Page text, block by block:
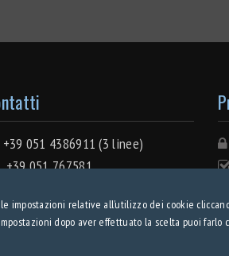
+39 051 4386911 (3 linee)
+39 051 767581
PEC: tecnolamiera@pec.wmail.it
impostazioni relative all’utilizzo dei cookie
dopo aver effettuato la scelta puoi